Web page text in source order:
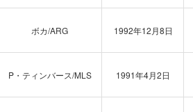
ボカ/ARG 1992年12月8日
P・ティンバース/MLS 1991年4月2日